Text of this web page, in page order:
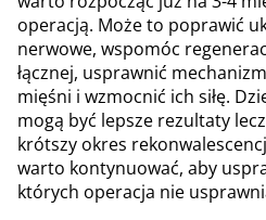
operacją. Może to poprawić
nerwowe, wspomóc
łącznej, usprawnić
mięśni i wzmocnić ich siłę.
mogą być lepsze rezultaty
krótszy okres
warto kontynuować, aby
których operacja nie